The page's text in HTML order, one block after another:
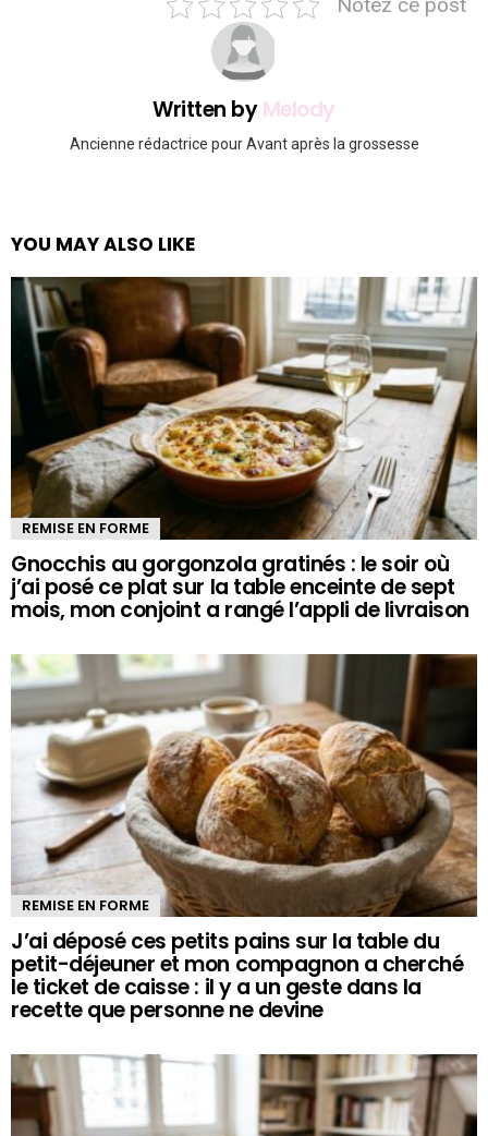
Written byMelody
Ancienne rédactrice pour Avant après la grossesse
YOU MAY ALSO LIKE
REMISE EN FORME
Gnocchis au gorgonzola gratinés : le soir où
j’ai posé ce plat sur la table enceinte de sept
mois, mon conjoint a rangé l’appli de livraison
REMISE EN FORME
J’ai déposé ces petits pains sur la table du
petit-déjeuner et mon compagnon a cherché
le ticket de caisse : il y a un geste dans la
recette que personne ne devine